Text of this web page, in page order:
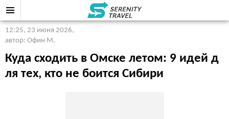
12:25, 23 июня 2026,
автор: Офин М.
Куда сходить в Омске летом: 9 идей д
ля тех, кто не боится Сибири